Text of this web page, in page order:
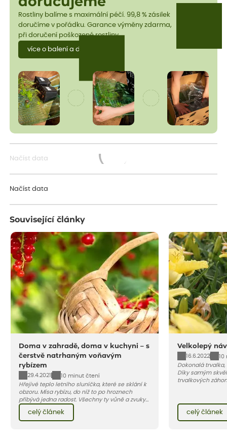
Rostliny balíme s maximální péčí. 99,8 % zásilek
doručíme v pořádku. Garance výměny zdarma,
při doručení poškozené rostliny.
více o balení a dopravě
Načíst data
Načíst data
Související články
Doma v zahradě, doma v kuchyni – s
čerstvě natrhaným voňavým
rybízem
29.4.2021
10 minut čtení
Hřejivé teplo letního sluníčka, které se sklání k
obzoru. Mísa rybízu, do níž to po hroznech
přibývá jedna radost. Všechny ty vůně a zvuky
vnese neuvěřitelný klid a radost. A taky trochu
bezstarostnosti dětství při mlsání babiččina
celý článek
Velkolepý
16.6.2022
10
Dokonalá
Díky samým
trvalkových
celý článek